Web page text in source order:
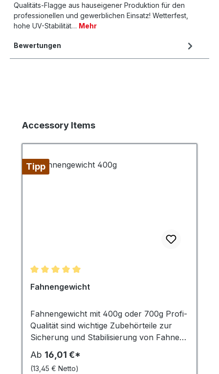
Qualitäts-Flagge aus hauseigener Produktion für den
professionellen und gewerblichen Einsatz! Wetterfest,
hohe UV-Stabilität… Mehr
Bewertungen
Produktgalerie überspringen
Accessory Items
Tipp
Durchschnittliche Bewertung von 5 von 5 Sternen
Fahnengewicht
Fahnengewicht mit 400g oder 700g Profi-
Qualität sind wichtige Zubehörteile zur
Sicherung und Stabilisierung von Fahnen
und Bannern. Sie fungieren als
Kletterstoppgewicht, das heisst, sie
Ab 16,01 €*
(13,45 € Netto)